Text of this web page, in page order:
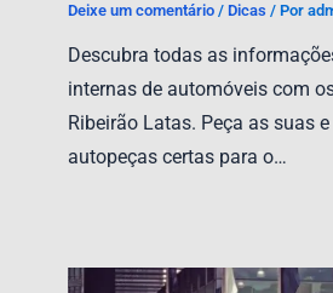
Deixe um comentário / Dicas / Por
Descubra todas as
internas de automóveis com
Ribeirão Latas. Peça as suas
autopeças certas para o…